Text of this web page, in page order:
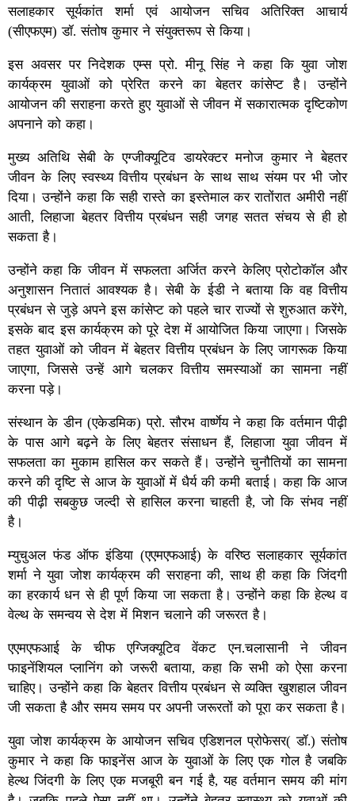
सलाहकार सूर्यकांत शर्मा एवं आयोजन सचिव अतिरिक्त आचार्य
(सीएफएम) डॉ. संतोष कुमार ने संयुक्तरूप से किया।
इस अवसर पर निदेशक एम्स प्रो. मीनू सिंह ने कहा कि युवा जोश
कार्यक्रम युवाओं को प्रेरित करने का बेहतर कांसेप्ट है। उन्होंने
आयोजन की सराहना करते हुए युवाओं से जीवन में सकारात्मक दृष्टिकोण
अपनाने को कहा।
मुख्य अतिथि सेबी के एग्जीक्यूटिव डायरेक्टर मनोज कुमार ने बेहतर
जीवन के लिए स्वस्थ्य वित्तीय प्रबंधन के साथ साथ संयम पर भी जोर
दिया। उन्होंने कहा कि सही रास्ते का इस्तेमाल कर रातोंरात अमीरी नहीं
आती, लिहाजा बेहतर वित्तीय प्रबंधन सही जगह सतत संचय से ही हो
सकता है।
उन्होंने कहा कि जीवन में सफलता अर्जित करने केलिए प्रोटोकॉल और
अनुशासन नितातं आवश्यक है। सेबी के ईडी ने बताया कि वह वित्तीय
प्रबंधन से जुड़े अपने इस कांसेप्ट को पहले चार राज्यों से शुरुआत करेंगे,
इसके बाद इस कार्यक्रम को पूरे देश में आयोजित किया जाएगा। जिसके
तहत युवाओं को जीवन में बेहतर वित्तीय प्रबंधन के लिए जागरूक किया
जाएगा, जिससे उन्हें आगे चलकर वित्तीय समस्याओं का सामना नहीं
करना पड़े।
संस्थान के डीन (एकेडमिक) प्रो. सौरभ वार्ष्णेय ने कहा कि वर्तमान पीढ़ी
के पास आगे बढ़ने के लिए बेहतर संसाधन हैं, लिहाजा युवा जीवन में
सफलता का मुकाम हासिल कर सकते हैं। उन्होंने चुनौतियों का सामना
करने की दृष्टि से आज के युवाओं में धैर्य की कमी बताई। कहा कि आज
की पीढ़ी सबकुछ जल्दी से हासिल करना चाहती है, जो कि संभव नहीं
है।
म्युचुअल फंड ऑफ इंडिया (एएमएफआई) के वरिष्ठ सलाहकार सूर्यकांत
शर्मा ने युवा जोश कार्यक्रम की सराहना की, साथ ही कहा कि जिंदगी
का हरकार्य धन से ही पूर्ण किया जा सकता है। उन्होंने कहा कि हेल्थ व
वेल्थ के समन्वय से देश में मिशन चलाने की जरूरत है।
एएमएफआई के चीफ एग्जिक्यूटिव वेंकट एन.चलासानी ने जीवन
फाइनेंशियल प्लानिंग को जरूरी बताया, कहा कि सभी को ऐसा करना
चाहिए। उन्होंने कहा कि बेहतर वित्तीय प्रबंधन से व्यक्ति खुशहाल जीवन
जी सकता है और समय समय पर अपनी जरूरतों को पूरा कर सकता है।
युवा जोश कार्यक्रम के आयोजन सचिव एडिशनल प्रोफेसर( डॉ.) संतोष
कुमार ने कहा कि फाइनेंस आज के युवाओं के लिए एक गोल है जबकि
हेल्थ जिंदगी के लिए एक मजबूरी बन गई है, यह वर्तमान समय की मांग